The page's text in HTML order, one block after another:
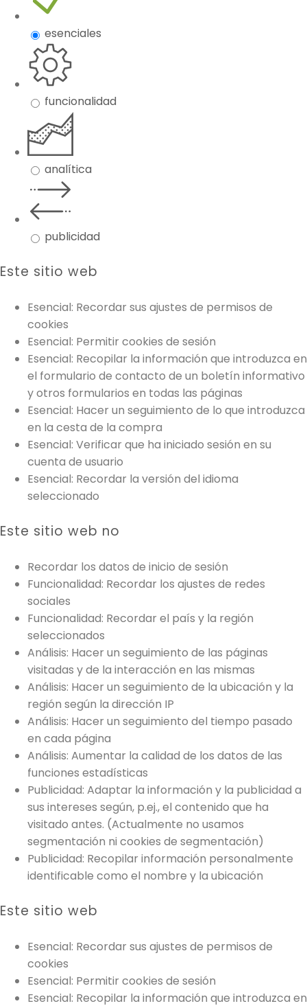
esenciales
funcionalidad
analítica
publicidad
Este sitio web
Esencial: Recordar sus ajustes de permisos de
cookies
Esencial: Permitir cookies de sesión
Esencial: Recopilar la información que introduzca en
el formulario de contacto de un boletín informativo
y otros formularios en todas las páginas
Esencial: Hacer un seguimiento de lo que introduzca
en la cesta de la compra
Esencial: Verificar que ha iniciado sesión en su
cuenta de usuario
Esencial: Recordar la versión del idioma
seleccionado
Este sitio web no
Recordar los datos de inicio de sesión
Funcionalidad: Recordar los ajustes de redes
sociales
Funcionalidad: Recordar el país y la región
seleccionados
Análisis: Hacer un seguimiento de las páginas
visitadas y de la interacción en las mismas
Análisis: Hacer un seguimiento de la ubicación y la
región según la dirección IP
Análisis: Hacer un seguimiento del tiempo pasado
en cada página
Análisis: Aumentar la calidad de los datos de las
funciones estadísticas
Publicidad: Adaptar la información y la publicidad a
sus intereses según, p.ej., el contenido que ha
visitado antes. (Actualmente no usamos
segmentación ni cookies de segmentación)
Publicidad: Recopilar información personalmente
identificable como el nombre y la ubicación
Este sitio web
Esencial: Recordar sus ajustes de permisos de
cookies
Esencial: Permitir cookies de sesión
Esencial: Recopilar la información que introduzca en